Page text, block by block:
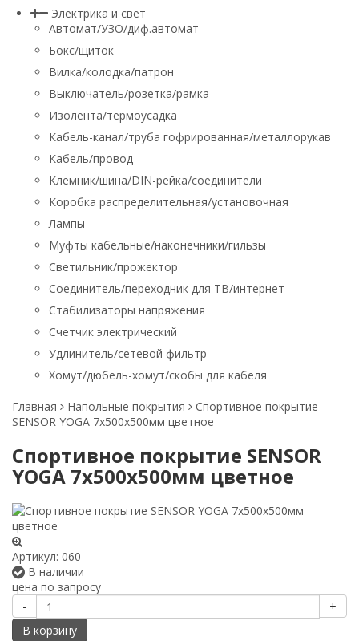
Электрика и свет
Автомат/УЗО/диф.автомат
Бокс/щиток
Вилка/колодка/патрон
Выключатель/розетка/рамка
Изолента/термоусадка
Кабель-канал/труба гофрированная/металлорукав
Кабель/провод
Клемник/шина/DIN-рейка/соединители
Коробка распределительная/установочная
Лампы
Муфты кабельные/наконечники/гильзы
Светильник/прожектор
Соединитель/переходник для ТВ/интернет
Стабилизаторы напряжения
Счетчик электрический
Удлинитель/сетевой фильтр
Хомут/дюбель-хомут/скобы для кабеля
Главная Напольные покрытия
Спортивное покрытие
SENSOR YOGA 7х500х500мм цветное
Спортивное покрытие SENSOR
YOGA 7х500х500мм цветное
Артикул: 060
В наличии
цена по запросу
-
+
В корзину